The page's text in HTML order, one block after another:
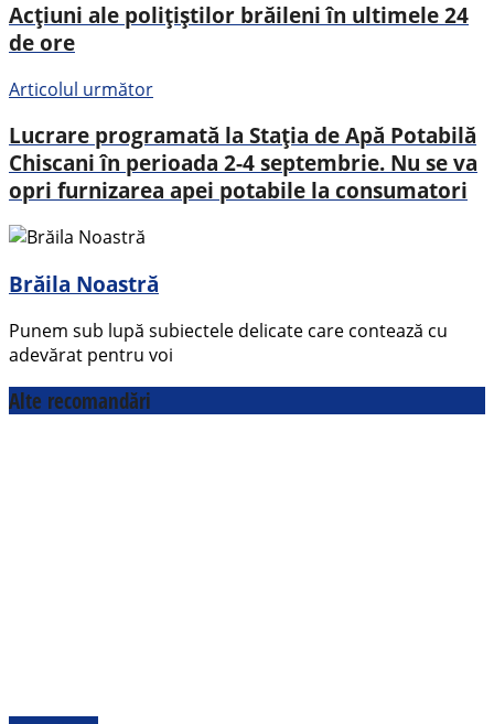
Acțiuni ale polițiștilor brăileni în ultimele 24
de ore
Articolul următor
Lucrare programată la Stația de Apă Potabilă
Chiscani în perioada 2-4 septembrie. Nu se va
opri furnizarea apei potabile la consumatori
Brăila Noastră
Punem sub lupă subiectele delicate care contează cu
adevărat pentru voi
Alte recomandări